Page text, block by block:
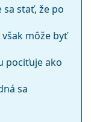
stať, že po
môže byť
pociťuje ako
sa